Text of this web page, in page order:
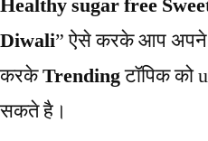
Healthy sugar free
Diwali” ऐसे करके आप अपने
करकेTrendingटॉपिक को
सकते है।